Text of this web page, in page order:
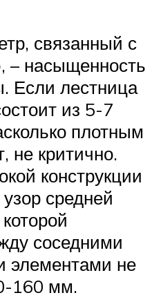
связанный с
– насыщенность
Если лестница
из 5-7
плотным
не критично.
конструкции
средней
соседними
элементами не
160 мм.